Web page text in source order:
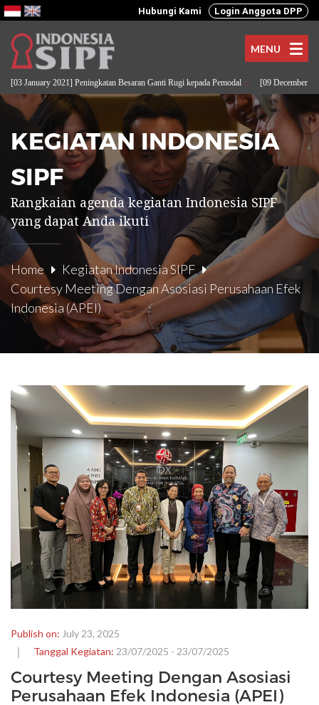
Hubungi Kami Login Anggota DPP
MENU
January 2021] Peningkatan Besaran Ganti Rugi kepada Pemodal... [09 December 2024]
KEGIATAN INDONESIA
SIPF
Rangkaian agenda kegiatan Indonesia SIPF
yang dapat Anda ikuti
Home
Kegiatan Indonesia SIPF
Courtesy Meeting Dengan Asosiasi Perusahaan Efek
Indonesia (APEI)
Publish on: July 23, 2025
Tanggal Kegiatan: 23/07/2025 - 23/07/2025
Courtesy Meeting Dengan Asosiasi
Perusahaan Efek Indonesia (APEI)